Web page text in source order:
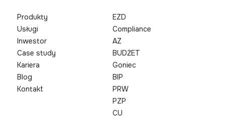
Produkty
Usługi
Inwestor
Case study
Kariera
Blog
Kontakt
EZD
Compliance
AZ
BUDŻET
Goniec
BIP
PRW
PZP
CU